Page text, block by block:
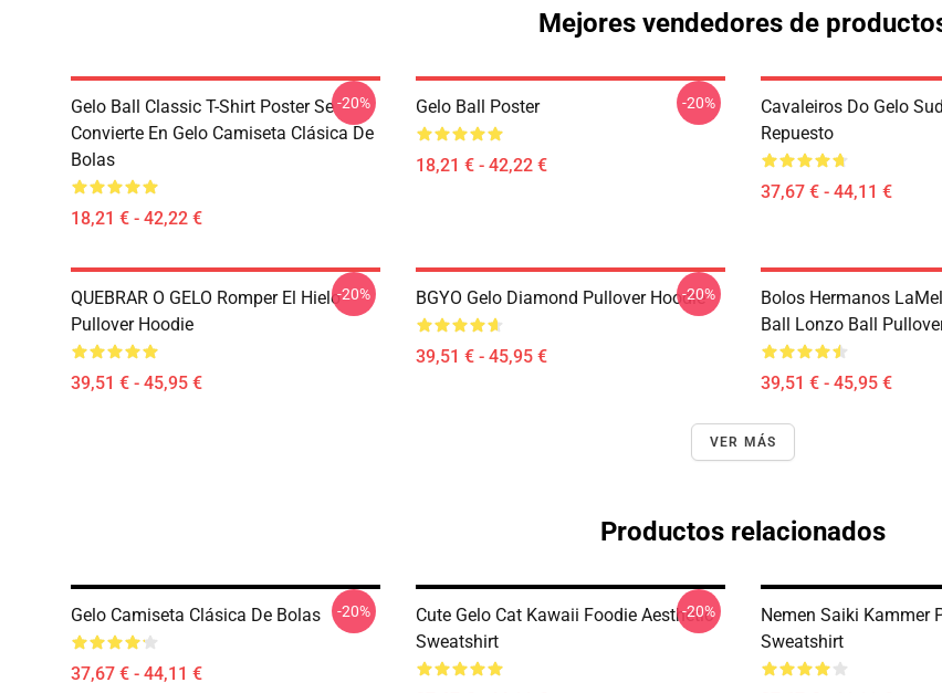
Mejores vendedores de
Gelo Ball Classic T-Shirt Poster Se
Convierte En Gelo Camiseta Clásica De
Bolas
18,21 € - 42,22 €
-20% Gelo Ball Poster
18,21 € - 42,22 €
-20%
Cavaleiros Do Gelo
Repuesto
37,67 € - 44,11 €
QUEBRAR O GELO Romper El Hielo
Pullover Hoodie
39,51 € - 45,95 €
-20% BGYO Gelo Diamond Pullover Hoodie
39,51 € - 45,95 €
-20%
Bolos Hermanos
Ball Lonzo Ball
39,51 € - 45,95 €
VER MÁS
Productos relacionados
Gelo Camiseta Clásica De Bolas
37,67 € - 44,11 €
-20%
Cute Gelo Cat Kawaii Foodie Aesthetic
Sweatshirt
-20%
Nemen Saiki Kammer
Sweatshirt